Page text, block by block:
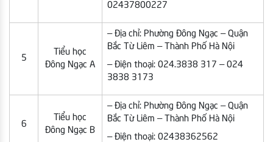
02437800227
5
Tiểu học
Đông Ngạc A
– Địa chỉ: Phường Đông Ngạc – Quận
Bắc Từ Liêm – Thành Phố Hà Nội
– Điện thoại: 024.3838 317 – 024
3838 3173
6
Tiểu học
Đông Ngạc B
– Địa chỉ: Phường Đông Ngạc – Quận
Bắc Từ Liêm – Thành Phố Hà Nội
– Điện thoại: 02438362562